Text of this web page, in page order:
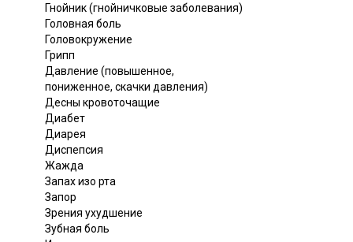
Гнойник (гнойничковые заболевания)
Головная боль
Головокружение
Грипп
Давление (повышенное,
пониженное, скачки давления)
Десны кровоточащие
Диабет
Диарея
Диспепсия
Жажда
Запах изо рта
Запор
Зрения ухудшение
Зубная боль